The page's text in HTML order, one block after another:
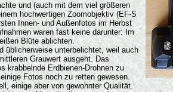
und (auch mit dem viel größeren
hochwertigen Zoomobjektiv (EF-S
Innen- und Außenfotos im Herbst
waren fast keine darunter: Im
Blüte ablichten.
unterbelichtet, weil auch
Grauwert ausgeht. Das
krabbelnde Erdbienen-Drohnen zu
Fotos noch zu retten gewesen.
einige aber von gewohnter Qualität.